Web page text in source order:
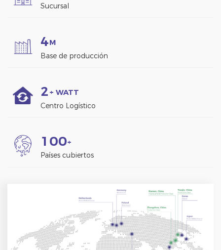
Sucursal
4M
Base de producción
2 + WATT
Centro Logístico
1 00+
Países cubiertos